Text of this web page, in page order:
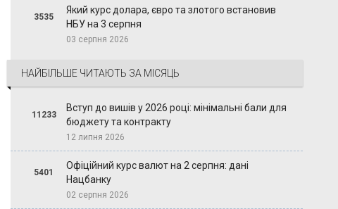
3535
Який курс долара, євро та злотого встановив
НБУ на 3 серпня
03 серпня 2026
НАЙБІЛЬШЕ ЧИТАЮТЬ ЗА МІСЯЦЬ
11233
Вступ до вишів у 2026 році: мінімальні бали для
бюджету та контракту
12 липня 2026
5401
Офіційний курс валют на 2 серпня: дані
Нацбанку
02 серпня 2026